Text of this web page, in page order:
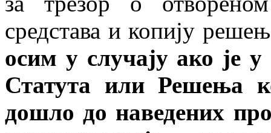
средстава и копију
осим у случају ако је
Статута илиРешења
дошло до наведених